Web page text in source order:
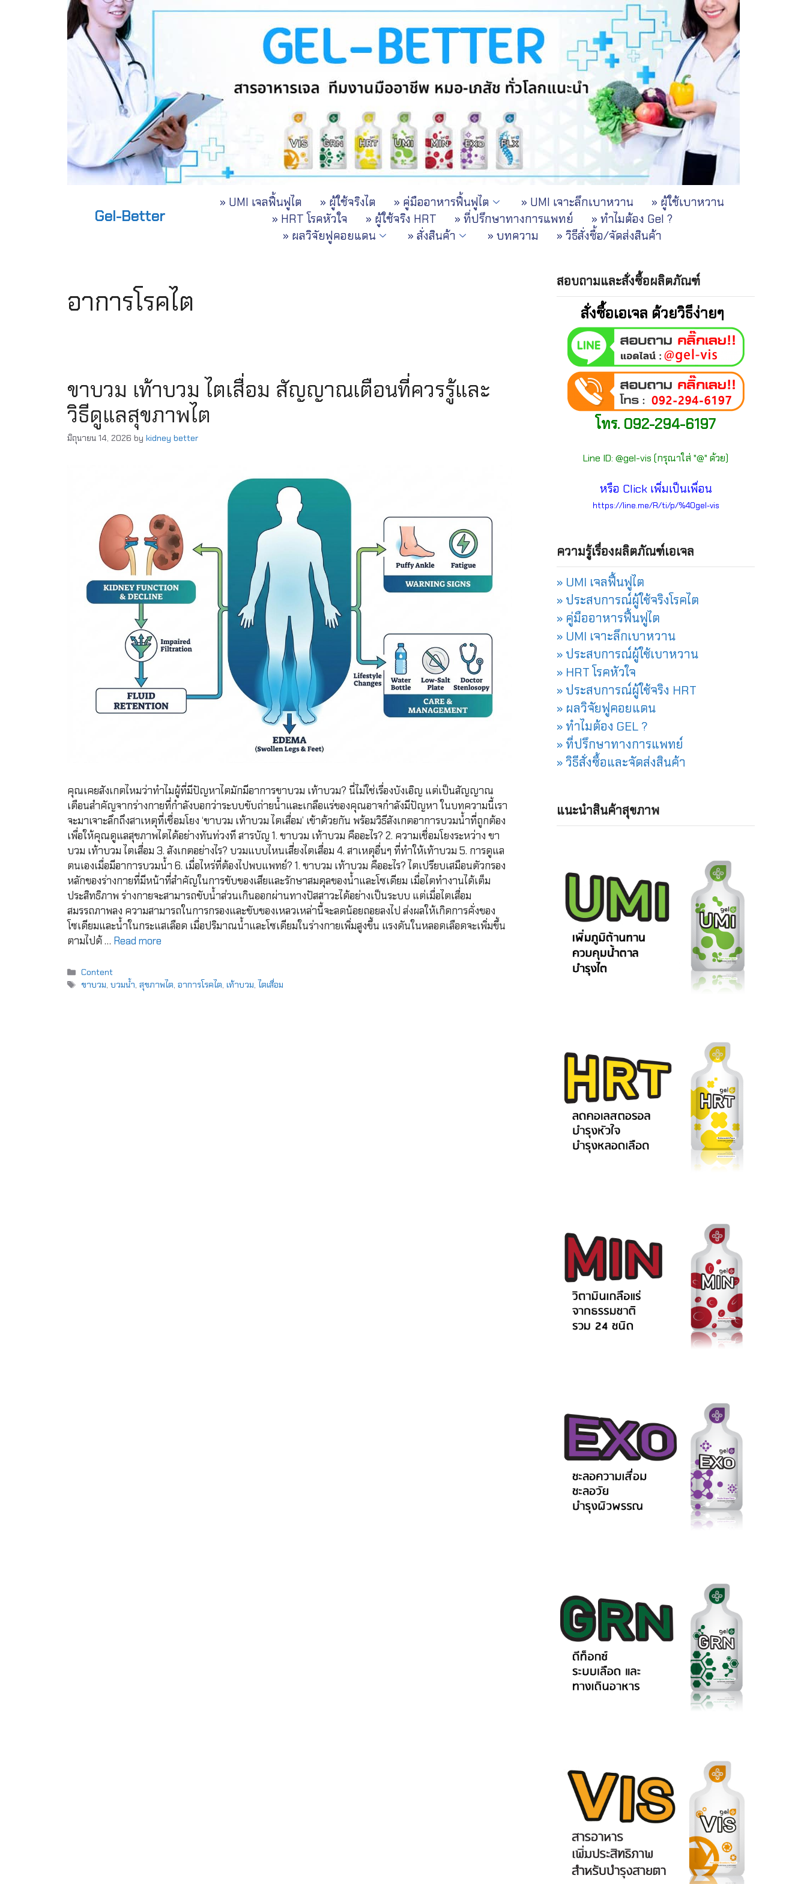
Gel-Better
» UMI เจลฟื้นฟูไต » ผู้ใช้จริงไต » คู่มืออาหารฟื้นฟูไต » UMI เจาะลึกเบาหวาน
» ผู้ใช้เบาหวาน
» HRT โรคหัวใจ
» ผู้ใช้จริง HRT » ที่ปรึกษาทางการแพทย์
» ทำไมต้อง Gel ?
» ผลวิจัยฟูคอยแดน
» สั่งสินค้า » บทความ » วิธีสั่งซื้อ/จัดส่งสินค้า
อาการโรคไต
ขาบวม เท้าบวม ไตเสื่อม สัญญาณเตือนที่ควรรู้และ
วิธีดูแลสุขภาพไต
มิถุนายน 14, 2026 by kidney better
คุณเคยสังเกตไหมว่าทำไมผู้ที่มีปัญหาไตมักมีอาการขาบวม เท้าบวม? นี่ไม่ใช่เรื่องบังเอิญ แต่เป็นสัญญาณ
เตือนสำคัญจากร่างกายที่กำลังบอกว่าระบบขับถ่ายน้ำและเกลือแร่ของคุณอาจกำลังมีปัญหา ในบทความนี้เรา
จะมาเจาะลึกถึงสาเหตุที่เชื่อมโยง ‘ขาบวม เท้าบวม ไตเสื่อม’ เข้าด้วยกัน พร้อมวิธีสังเกตอาการบวมน้ำที่ถูกต้อง
เพื่อให้คุณดูแลสุขภาพไตได้อย่างทันท่วงที สารบัญ 1. ขาบวม เท้าบวม คืออะไร? 2. ความเชื่อมโยงระหว่าง ขา
บวม เท้าบวม ไตเสื่อม 3. สังเกตอย่างไร? บวมแบบไหนเสี่ยงไตเสื่อม 4. สาเหตุอื่นๆ ที่ทำให้เท้าบวม 5. การดูแล
ตนเองเมื่อมีอาการบวมน้ำ 6. เมื่อไหร่ที่ต้องไปพบแพทย์? 1. ขาบวม เท้าบวม คืออะไร? ไตเปรียบเสมือนตัวกรอง
หลักของร่างกายที่มีหน้าที่สำคัญในการขับของเสียและรักษาสมดุลของน้ำและโซเดียม เมื่อไตทำงานได้เต็ม
ประสิทธิภาพ ร่างกายจะสามารถขับน้ำส่วนเกินออกผ่านทางปัสสาวะได้อย่างเป็นระบบ แต่เมื่อไตเสื่อม
สมรรถภาพลง ความสามารถในการกรองและขับของเหลวเหล่านี้จะลดน้อยถอยลงไป ส่งผลให้เกิดการคั่งของ
โซเดียมและน้ำในกระแสเลือด เมื่อปริมาณน้ำและโซเดียมในร่างกายเพิ่มสูงขึ้น แรงดันในหลอดเลือดจะเพิ่มขึ้น
ตามไปด้ … Read more
Content
ขาบวม,บวมน้ำ,สุขภาพไต,อาการโรคไต,เท้าบวม, ไตเสื่อม
สอบถามและสั่งซื้อผลิตภัณฑ์
สั่งซื้อเอเจล ด้วยวิธีง่ายๆ
โทร. 092-294-6197
Line ID: @gel-vis (กรุณาใส่ "@" ด้วย)
หรือ Click เพิ่มเป็นเพื่อน
https://line.me/R/ti/p/%40gel-vis
ความรู้เรื่องผลิตภัณฑ์เอเจล
» UMI เจลฟื้นฟูไต
» ประสบการณ์ผู้ใช้จริงโรคไต
» คู่มืออาหารฟื้นฟูไต
» UMI เจาะลึกเบาหวาน
» ประสบการณ์ผู้ใช้เบาหวาน
» HRT โรคหัวใจ
» ประสบการณ์ผู้ใช้จริง HRT
» ผลวิจัยฟูคอยแดน
» ทำไมต้อง GEL ?
» ที่ปรึกษาทางการแพทย์
» วิธีสั่งซื้อและจัดส่งสินค้า
แนะนำสินค้าสุขภาพ